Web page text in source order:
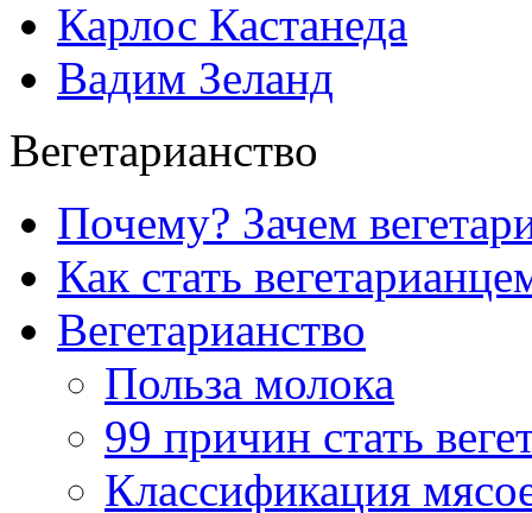
Карлос Кастанеда
Вадим Зеланд
Вегетарианство
Почему? Зачем
Как стать
Вегетарианство
Польза молока
99 причин стать
Классификация